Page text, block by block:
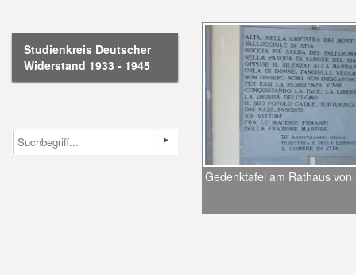
Studienkreis Deutscher
Widerstand 1933 - 1945
Gedenktafel am Rathaus von